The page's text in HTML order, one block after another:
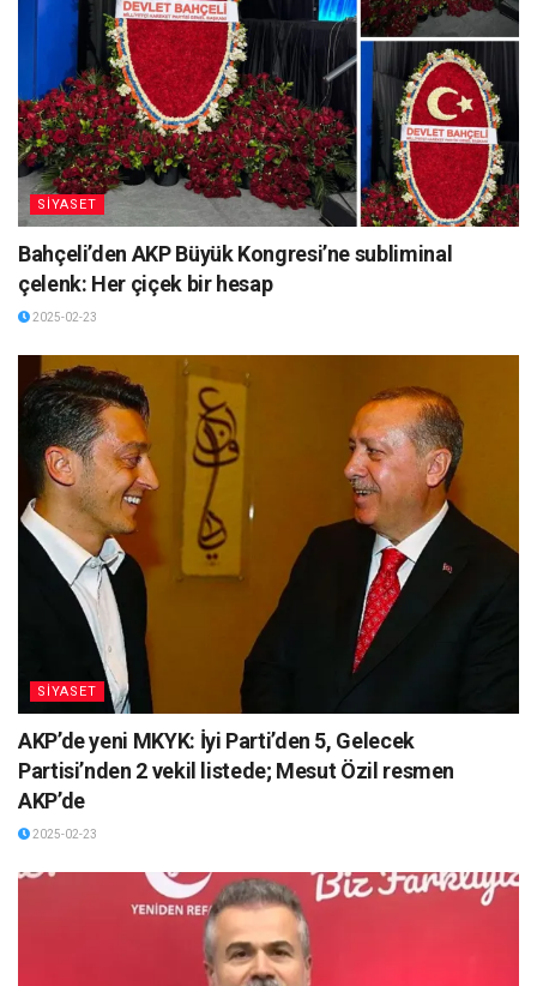
SİYASET
Bahçeli’den AKP Büyük Kongresi’ne subliminal
çelenk: Her çiçek bir hesap
2025-02-23
SİYASET
AKP’de yeni MKYK: İyi Parti’den 5, Gelecek
Partisi’nden 2 vekil listede; Mesut Özil resmen
AKP’de
2025-02-23